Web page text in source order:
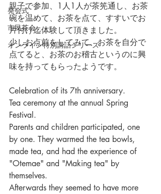
発会式
市民茶会
オンライン特別講話シリーズ
親子で参加、1人1人が茶筅通し、お茶
碗を温めて、お茶を点て、すすいでお
片付け迄体験して頂きました。
少しお点前をしてみて、お茶を自分で
点てると、お茶のお稽古というのに興
味を持ってもらったようです。
Celebration of its 7th anniversary.
Tea ceremony at the annual Spring
Festival.
Parents and children participated, one
by one. They warmed the tea bowls,
made tea, and had the experience of
"Otemae" and "Making tea" by
themselves.
Afterwards they seemed to have more